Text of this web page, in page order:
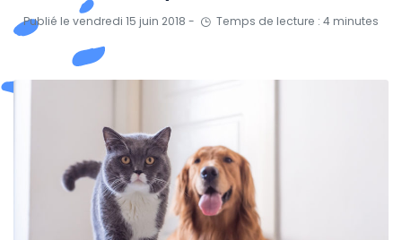
Publié le vendredi 15 juin 2018 - Temps de lecture : 4 minutes